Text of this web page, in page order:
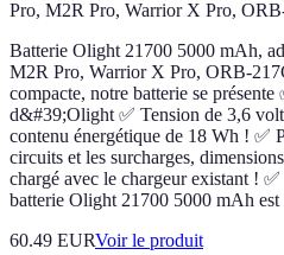
Batterie Olight 21700 5000 mAh,
M2R Pro, Warrior X Pro, ORB-
compacte, notre batterie se
d&#39;Olight ✅ Tension de 3,6
contenu énergétique de 18 Wh ! ✅
circuits et les surcharges,
chargé avec le chargeur existant !
batterie Olight 21700 5000 mAh est
60.49 EURVoir le produit